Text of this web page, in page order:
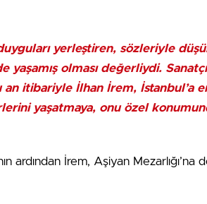
yerleştiren, sözleriyle
yaşamış olması değerliydi.
itibariyle İlhan İrem, İstanbul’a
yaşatmaya, onu özel
ardından İrem, Aşiyan Mezarlığı’na